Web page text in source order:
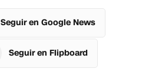
Seguir en Google News
Seguir en Flipboard